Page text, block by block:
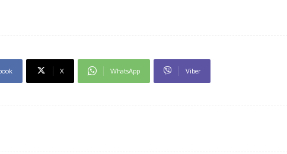
X WhatsApp Viber